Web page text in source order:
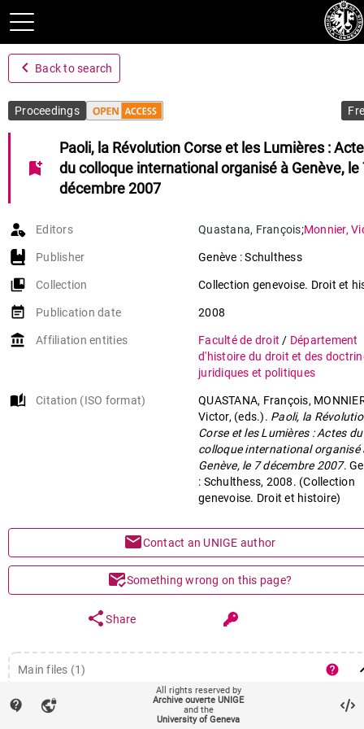
navigate_before Back to search
Proceedings
bookmark_add
Paoli, la Révolution Corse et les Lumières :
du colloque international organisé à Genève, le
décembre 2007
Editors Quastana, François;Monnier,
Publisher Genève : Schulthess
collections_bookmark Collection Collection genevoise. Droit et
event_note Publication date 2008
account_balance Affiliation entities Faculté de droit / Département
d'histoire du droit et des
juridiques et politiques
auto_stories Citation (ISO format)
QUASTANA, François,
Victor, (eds.). Paoli, la
Corse et les Lumières : Actes du
colloque international organisé
Genève, le 7 décembre 2007.
: Schulthess, 2008. (Collection
genevoise. Droit et histoire)
mailContact an UNIGE author
mark_email_readSomething wrong on this page?
shareShare
Main files (1) help
Proceedings (Published version)
contact_support vpn_lock
All rights reserved by
Archive ouverte UNIGE
and the
University of Geneva